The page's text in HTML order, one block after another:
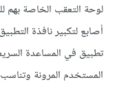
لوحة التعقب الخاصة بهم
أصابع لتكبير نافذة
تطبيق في المساعدة
المستخدم المرونة